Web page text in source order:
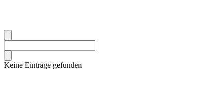
Keine Einträge gefunden